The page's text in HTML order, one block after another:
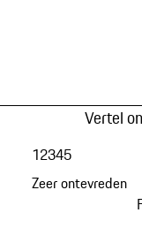
Vertel
Zeer ontevreden
12345